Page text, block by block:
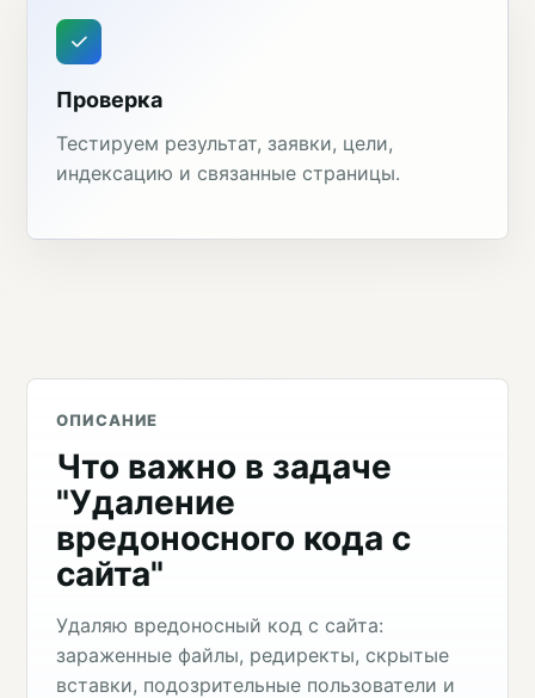
Проверка
Тестируем результат, заявки, цели,
индексацию и связанные страницы.
ОПИСАНИЕ
Что важно в задаче
"Удаление
вредоносного кода с
сайта"
Удаляю вредоносный код с сайта:
зараженные файлы, редиректы, скрытые
вставки, подозрительные пользователи и